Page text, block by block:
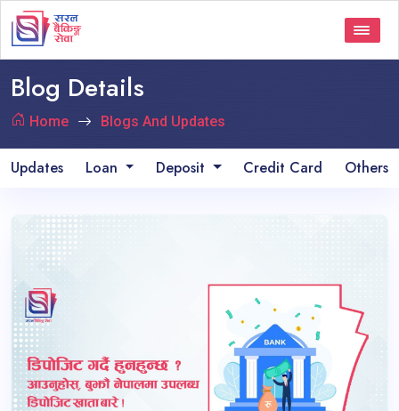
Blog Details
Home Blogs And Updates
Updates Loan Deposit Credit Card Others